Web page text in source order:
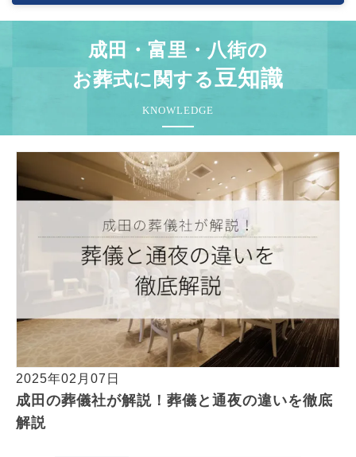
成田・富里・八街の
お葬式に関する豆知識
KNOWLEDGE
2025年02月07日
成田の葬儀社が解説！葬儀と通夜の違いを徹底
解説